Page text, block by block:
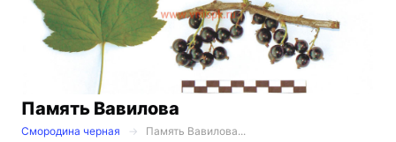
Память Вавилова
Смородина черная
Память Вавилова...